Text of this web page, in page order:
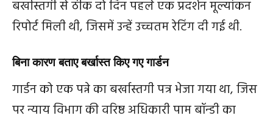
बर्खास्तगी से ठीक दो दिन पहले एक प्रदर्शन मूल्यांकन
रिपोर्ट मिली थी, जिसमें उन्हें उच्चतम रेटिंग दी गई थी.
बिना कारण बताए बर्खास्‍त किए गए गार्डन
गार्डन को एक पन्ने का बर्खास्तगी पत्र भेजा गया था, जिस
पर न्याय विभाग की वरिष्ठ अधिकारी पाम बॉन्डी का